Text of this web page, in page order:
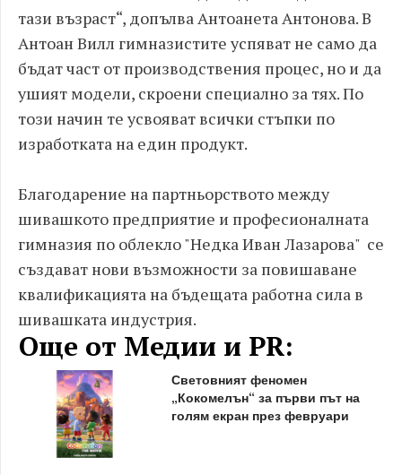
тази възраст“, допълва Антоанета Антонова. В
Антоан Вилл гимназистите успяват не само да
бъдат част от производствения процес, но и да
ушият модели, скроени специално за тях. По
този начин те усвояват всички стъпки по
изработката на един продукт.
Благодарение на партньорството между
шивашкото предприятие и професионалната
гимназия по облекло "Недка Иван Лазарова" се
създават нови възможности за повишаване
квалификацията на бъдещата работна сила в
шивашката индустрия.
Още от Медии и PR:
Световният феномен
„Кокомелън“ за първи път на
голям екран през февруари